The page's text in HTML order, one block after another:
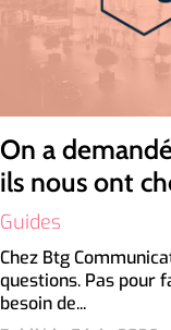
On a
ils nous ont
Guides
Chez Btg
questions. Pas pour
besoin de...